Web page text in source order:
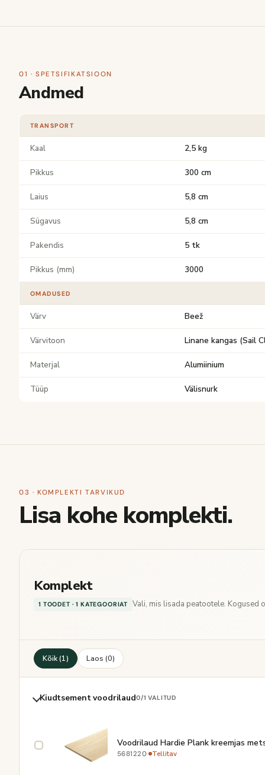
01 · SPETSIFIKATSIOON
Andmed
TRANSPORT
Kaal 2,5 kg
Pikkus 300 cm
Laius 5,8 cm
Sügavus 5,8 cm
Pakendis 5 tk
Pikkus (mm) 3000
OMADUSED
Värv Beež
Värvitoon Linane kangas (Sail
Materjal Alumiinium
Tüüp Välisnurk
03 · KOMPLEKTI TARVIKUD
Lisa kohe komplekti.
Komplekt
1 TOODET · 1 KATEGOORIAT Vali, mis lisada peatootele. Kogused
Kõik (1) Laos (0)
Kiudtsement voodrilaud0/1 VALITUD
Voodrilaud Hardie Plank kreemjas
5681220· Tellitav